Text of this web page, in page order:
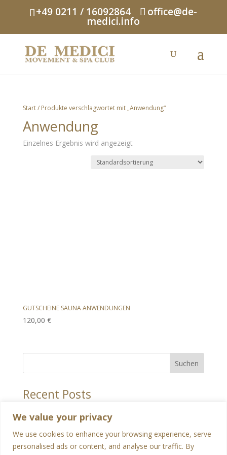
We value your privacy
We use cookies to enhance your browsing experience, serve
personalised ads or content, and analyse our traffic. By
+49 0211 / 16092864 office@de-
medici.info
Start/ Produkte verschlagwortet mit „Anwendung“
Anwendung
Einzelnes Ergebnis wird angezeigt
GUTSCHEINE SAUNA ANWENDUNGEN
120,00 €
Suchen
Recent Posts
Recent Comments
Es sind keine Kommentare vorhanden.